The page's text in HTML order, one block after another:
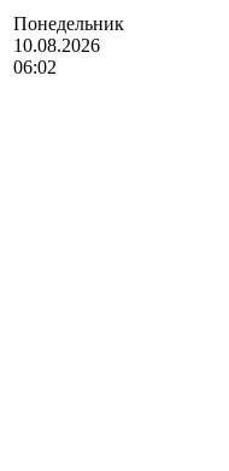
Понедельник
10.08.2026
06:02